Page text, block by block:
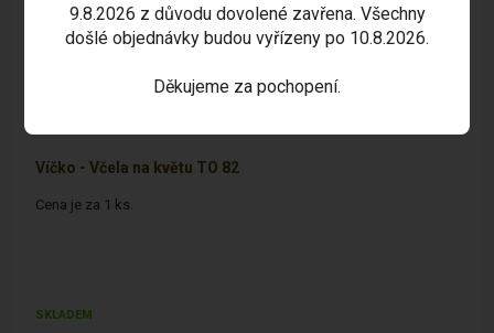
Víčko - Včela na květu TO 82
Cena je za 1 ks.
SKLADEM
9.8.2026 z důvodu dovolené zavřena. Všechny
došlé objednávky budou vyřízeny po 10.8.2026.
Děkujeme za pochopení.